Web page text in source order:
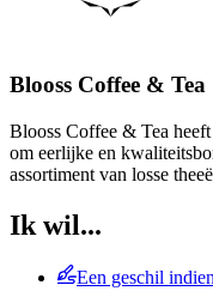
Blooss Coffee & Tea
Blooss Coffee & Tea
om eerlijke en
assortiment van losse
Ik wil...
Een geschil